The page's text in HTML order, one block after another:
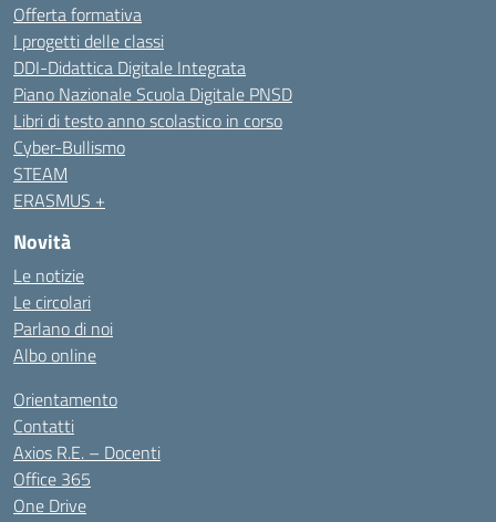
Offerta formativa
I progetti delle classi
DDI-Didattica Digitale Integrata
Piano Nazionale Scuola Digitale PNSD
Libri di testo anno scolastico in corso
Cyber-Bullismo
STEAM
ERASMUS +
Novità
Le notizie
Le circolari
Parlano di noi
Albo online
Orientamento
Contatti
Axios R.E. – Docenti
Office 365
One Drive